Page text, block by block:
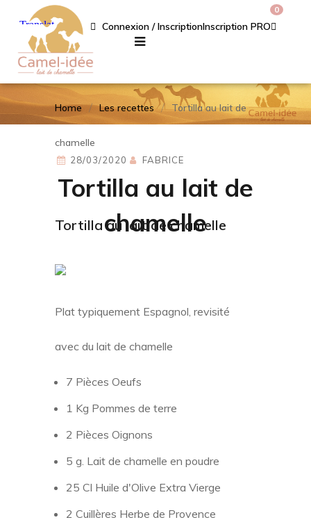
Connexion / InscriptionInscription PRO
0
Home Les recettes Tortilla au lait de
chamelle
Tortilla au lait de
chamelle
28/03/2020 FABRICE
Tortilla au lait de chamelle
Plat typiquement Espagnol, revisité
avec du lait de chamelle
7 Pièces Oeufs
1 Kg Pommes de terre
2 Pièces Oignons
5 g. Lait de chamelle en poudre
25 Cl Huile d'Olive Extra Vierge
2 Cuillères Herbe de Provence